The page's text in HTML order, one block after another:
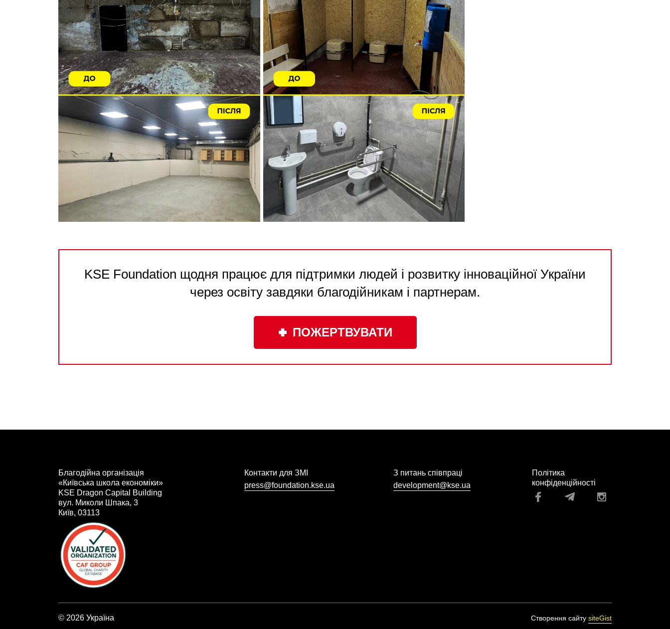
KSE Foundation щодня працює для підтримки людей і розвитку інноваційної України
через освіту завдяки благодійникам і партнерам.
ПОЖЕРТВУВАТИ
Благодійна організація
«Київська школа економіки»
KSE Dragon Capital Building
вул. Миколи Шпака, 3
Київ, 03113
Контакти для ЗМІ
press@foundation.kse.ua
З питань співпраці
development@kse.ua
Політика
конфіденційності
© 2026 Україна Створення сайту siteGist